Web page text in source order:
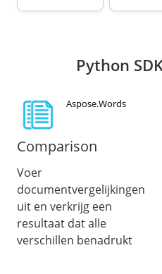
Python
Aspose.Words
Comparison
Voer
documentvergelijkingen
uit en verkrijg een
resultaat dat alle
verschillen benadrukt